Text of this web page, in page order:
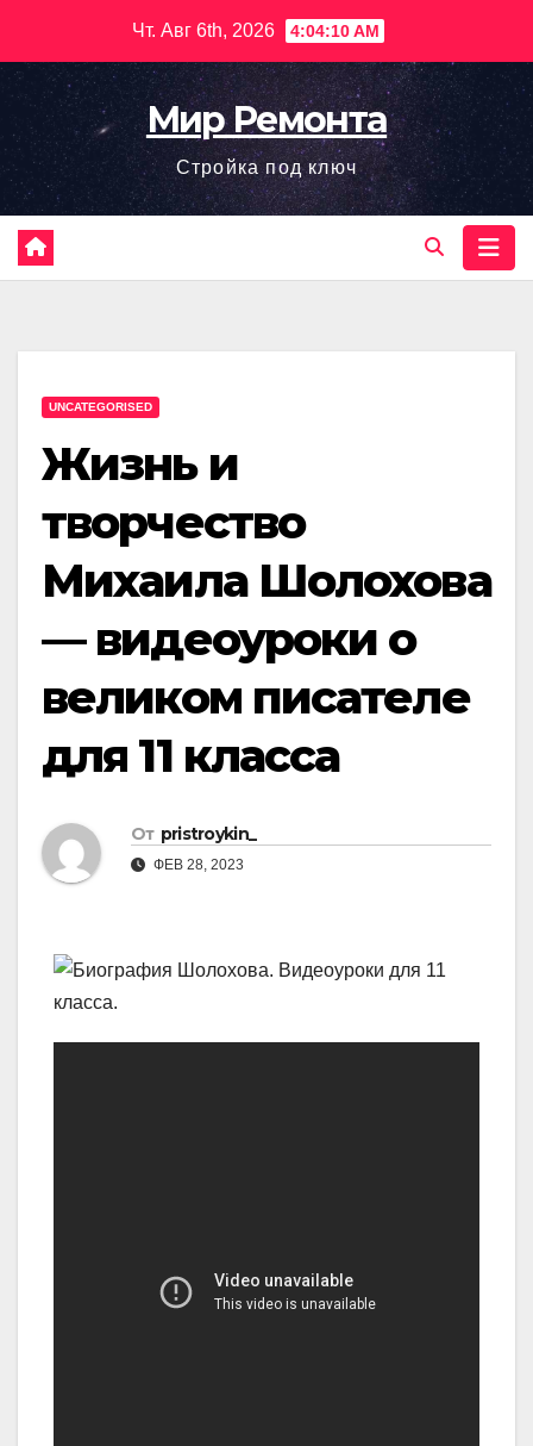
содержимому
Чт. Авг 6th, 2026 4:04:11 AM
Мир Ремонта
Стройка под ключ
UNCATEGORISED
Жизнь и
творчество
Михаила Шолохова
— видеоуроки о
великом писателе
для 11 класса
От pristroykin_
ФЕВ 28, 2023